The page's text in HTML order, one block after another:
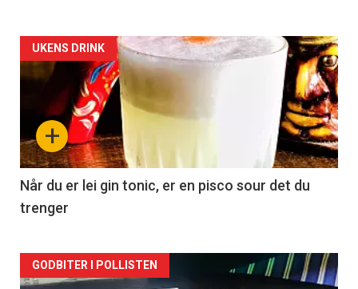
Forsiden
akkurat
nå
-
2
+
UKENS DRINK
Når du er lei gin tonic, er en pisco sour det du
trenger
Forsiden
GODBITER I POLLISTEN